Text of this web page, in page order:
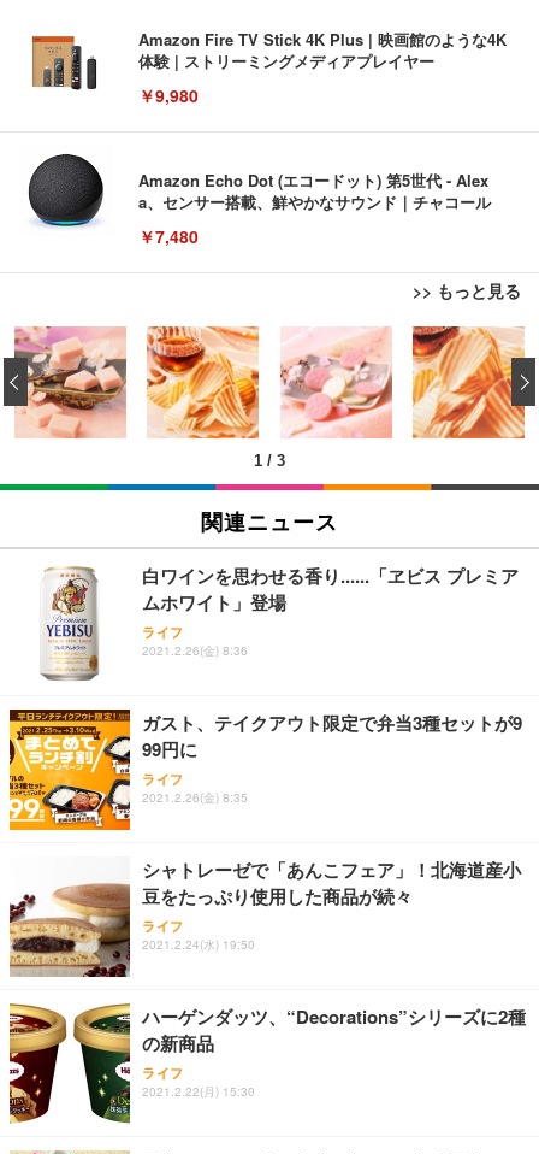
Amazon Fire TV Stick 4K Plus | 映画館のような4K
体験 | ストリーミングメディアプレイヤー
￥9,980
Amazon Echo Dot (エコードット) 第5世代 - Alex
a、センサー搭載、鮮やかなサウンド｜チャコール
￥7,480
>> もっと見る
[EdoErgo] オフィスチェア 椅子 テレワーク 疲れな
い 跳ね上げ式アームレスト コンパクト 約105度ロッ
キング pc 事務椅子 360度回転 座面昇降 強化ナイロ
ン樹脂ベース 通気性メッシュ 在宅ワーク H-WY01
(黒網+黒枠+黒足)
￥5,699
SIHOO B100 オフィスチェア／デスクチェア メッシ
ュチェア 人間工学 疲れない ブラック
￥27,999
Sezlife オフィスチェア デスクチェア 疲れない テレ
ワーク チェア 強化バックレスト 30度ロッキング機
能 人間工学 椅子 腰サポート 90度跳ね上げ式アーム
ョン PCチェア 通気性メッシュ ゲーミング/勉強/事
務用 おしゃれ パソコンチェア (ブラック)
Sezlife オフィスチェア デスクチェア 疲れない テレ
ワーク チェア 強化バックレスト 30度ロッキング機
能 人間工学 椅子 腰サポート 90度跳ね上げ式アーム
務用 おしゃれ パソコンチェア (ホワイト)
ANDWINT オフィスチェア デスクチェア 肘なし メ
ッシュ 通気性 ランバーサポート付き 腰サポート ガ
ス圧無段階昇降 360度回転 キャスター付き コンパク
EIZO ビジネス向けプレミアムモニター | FlexScan
EV3240X-WT | 31.5型4K UHD・USB Type-C・ホワ
イト
￥105,595
EIZO ビジネス向けプレミアムモニター | FlexScan
￥109,572
【純正品】27"ゲーミングモニター DualSense 充電
フック付き（CFI-ZDM1J）
【整備済み品】Dell E2724HS 27インチ 液晶モニタ
ー フルHD（1920×1080）VA 非光沢 HDMI/DisplayP
ort/VGA スピーカー内蔵 高さ調整 スイベル VESA対
【MiniLED/24.5inch/280Hz/FHD】GRAPHT THE S
HOOTER Gaming Monitor 24” Essential ゲーミン
グモニター QD 24.5インチ 1ms FHD 量子ドット 残
Amazonベーシック ペットシーツ 薄型 レギュラー 1
回使い捨て 無香料 ホワイト 300枚
￥3,373
Amazonベーシック ペットシーツ 厚型 ワイド 42枚
x2袋(84枚) ホワイト(吸収面:ライトブルー)
￥3,234
ネオ・ルーライフ ネオ・オムツ L 中型犬用 26枚入
り 単品
Smart Basic(スマートベーシック) 【Amazon.co.jp
限定】 Smart Basic アイリスオーヤマ ペットシーツ
超厚型 お徳用 ワイド 100枚入 (x 1) (ケース販売)
アイリスオーヤマ ペットシーツ 超厚型 お徳用 レギ
ュラー 200枚入【Amazon.co.jp限定】
1 / 3
‹
関連ニュース
白ワインを思わせる香り......「ヱビス プレミア
ムホワイト」登場
ライフ
2021.2.26(金) 8:36
ガスト、テイクアウト限定で弁当3種セットが9
99円に
ライフ
2021.2.26(金) 8:35
シャトレーゼで「あんこフェア」！北海道産小
豆をたっぷり使用した商品が続々
ライフ
2021.2.24(水) 19:50
ハーゲンダッツ、“Decorations”シリーズに2種
の新商品
ライフ
2021.2.22(月) 15:30